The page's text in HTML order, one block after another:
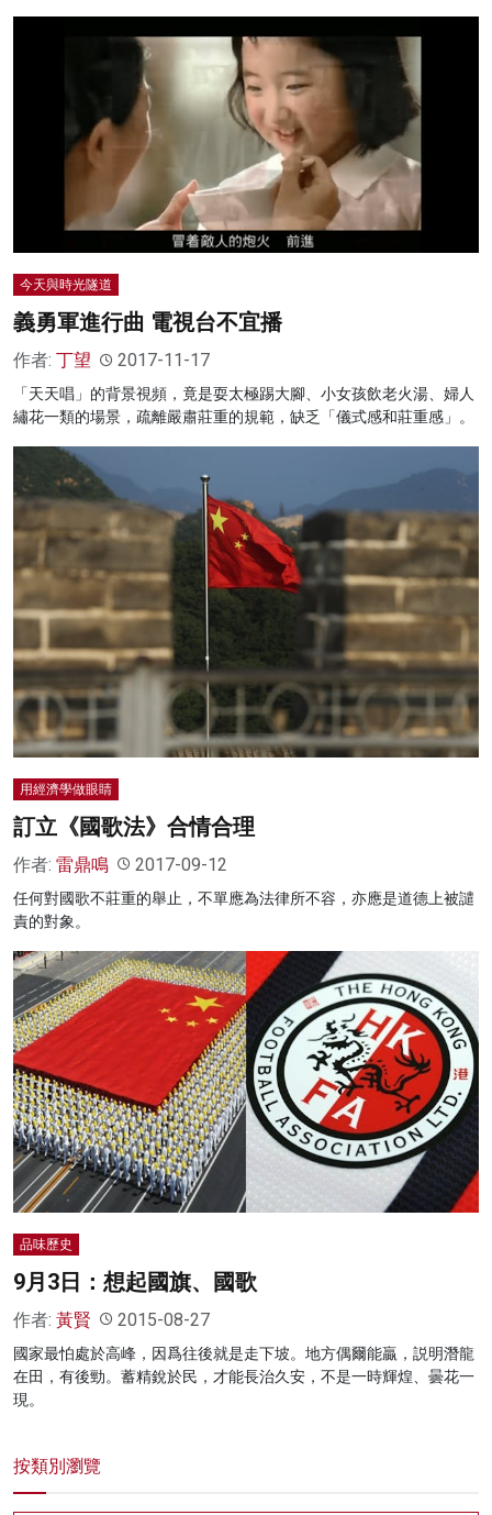
今天與時光隧道
義勇軍進行曲 電視台不宜播
作者: 丁望 2017-11-17
「天天唱」的背景視頻，竟是耍太極踢大腳、小女孩飲老火湯、婦人
繡花一類的場景，疏離嚴肅莊重的規範，缺乏「儀式感和莊重感」。
用經濟學做眼睛
訂立《國歌法》合情合理
作者: 雷鼎鳴 2017-09-12
任何對國歌不莊重的舉止，不單應為法律所不容，亦應是道德上被譴
責的對象。
品味歷史
9月3日：想起國旗、國歌
作者: 黃賢 2015-08-27
國家最怕處於高峰，因爲往後就是走下坡。地方偶爾能贏，説明潛龍
在田，有後勁。蓄精銳於民，才能長治久安，不是一時輝煌、曇花一
現。
按類別瀏覽